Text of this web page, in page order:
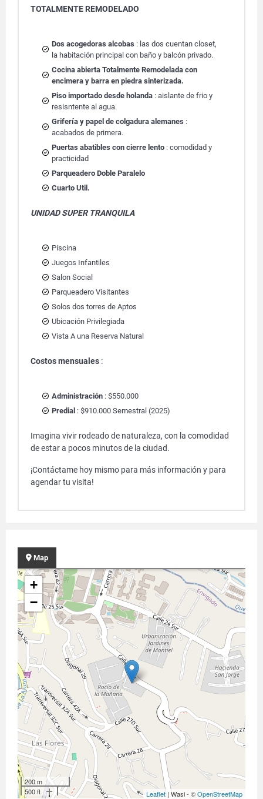
TOTALMENTE REMODELADO
Dos acogedoras alcobas : las dos cuentan closet,
la habitación principal con baño y balcón privado.
Cocina abierta Totalmente Remodelada con
encimera y barra en piedra sinterizada.
Piso importado desde holanda : aislante de frio y
resisntente al agua.
Grifería y papel de colgadura alemanes :
acabados de primera.
Puertas abatibles con cierre lento : comodidad y
practicidad
Parqueadero Doble Paralelo
Cuarto Util.
UNIDAD SUPER TRANQUILA
Piscina
Juegos Infantiles
Salon Social
Parqueadero Visitantes
Solos dos torres de Aptos
Ubicación Privilegiada
Vista A una Reserva Natural
Costos mensuales :
Administración : $550.000
Predial : $910.000 Semestral (2025)
Imagina vivir rodeado de naturaleza, con la comodidad
de estar a pocos minutos de la ciudad.
¡Contáctame hoy mismo para más información y para
agendar tu visita!
Map
+
−
200 m
500 ft
Leaflet | Wasi - ©OpenStreetMap